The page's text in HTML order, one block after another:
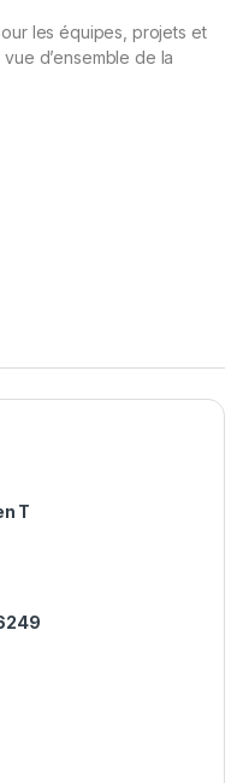
les équipes, projets et
d’ensemble de la
T